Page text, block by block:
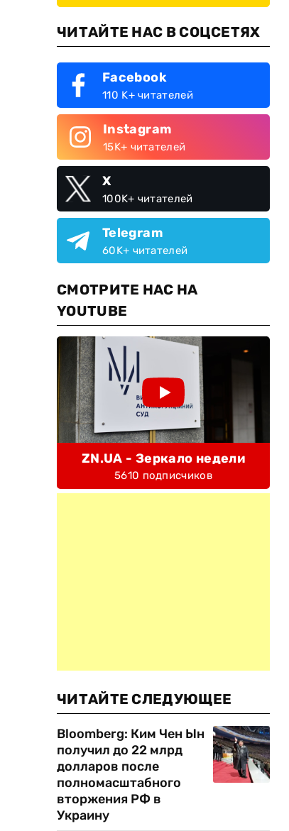
ЧИТАЙТЕ НАС В СОЦСЕТЯХ
Facebook
110 K+ читателей
Instagram
15K+ читателей
X
100K+ читателей
Telegram
60K+ читателей
СМОТРИТЕ НАС НА
YOUTUBE
ZN.UA - Зеркало недели
5610 подписчиков
ЧИТАЙТЕ СЛЕДУЮЩЕЕ
Bloomberg: Ким Чен Ын
получил до 22 млрд
долларов после
полномасштабного
вторжения РФ в
Украину